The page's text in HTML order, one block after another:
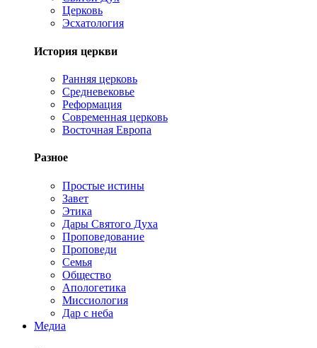
Церковь
Эсхатология
История церкви
Ранняя церковь
Средневековье
Реформация
Современная церковь
Восточная Европа
Разное
Простые истины
Завет
Этика
Дары Святого Духа
Проповедование
Проповеди
Семья
Общество
Апологетика
Миссиология
Дар с неба
Медиа